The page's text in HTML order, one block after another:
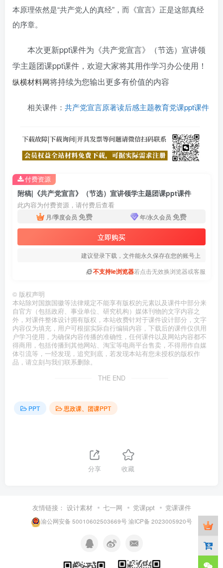
本原理依然是“共产党人的真经”，而《宣言》正是这部真经
的序章。
本次更新ppt课件为《共产党宣言》（节选）宣讲领
学主题团课ppt课件 ，欢迎大家将其用作学习办公使用！
纵横材料网将持续为您输出更多有价值的内容
相关课件： 共产党宣言原著读后感主题教育党课ppt课件
附稿|《共产党宣言》（节选）宣讲领学主题团课ppt课件
此内容为付费资源，请付费后查看
月/季度会员 免费 年/永久会员 免费
立即购买
建议登录下载，文件能永久保存在您的账号上
不支持ie浏览器若点击无效换浏览器或客服
付费资源
© 版权声明
本站除对国旗国徽等法律规定不能享有版权的元素以及课件中部分来
自官方（包括政府、事业单位、研究机构）媒体刊物的文字内容之
外，对课件整体设计拥有版权，本站收费针对于课件设计部分，文字
内容仅为填充，用户可根据实际自行编辑内容，下载后的课件仅供用
户学习使用，为确保内容传播的准确性，任何课件以及网站内容都不
得商用，包括传播到其他网站、淘宝等电商平台售卖，不得用作自媒
体引流等，一经发现，追究到底，若发现本站有您未授权的版权作
品，请立刻与我们联系删除。
THE END
PPT 思政课、团课PPT
分享 收藏
友情链接： 设计素材 七一网 党课ppt 党课课件
渝公网安备 50010602503669号渝ICP备 2023005920号